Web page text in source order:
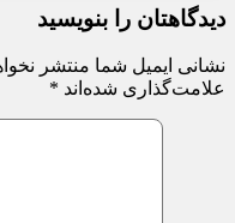
دیدگاهتان را بنویسید
نشانی ایمیل شما منتشر
علامت‌گذاری شده‌اند *